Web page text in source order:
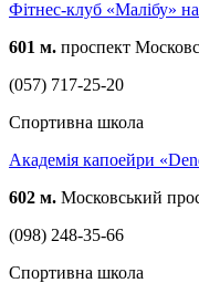
Фітнес-клуб «Малібу»
601 м. проспект
(057) 717-25-20
Спортивна школа
Академія капоейри
602 м. Московський
(098) 248-35-66
Спортивна школа